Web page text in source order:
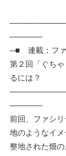
──────
─■ 連載：ファ
第２回「ぐち
るには？
──────
前回、ファシ
地のようなイ
整地された畑